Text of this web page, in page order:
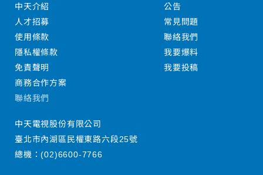
中天介紹
人才招募
使用條款
隱私權條款
免責聲明
商務合作方案
公告
常見問題
聯絡我們
我要爆料
我要投稿
聯絡我們
中天電視股份有限公司
臺北市內湖區民權東路六段25號
總機：(02)6600-7766